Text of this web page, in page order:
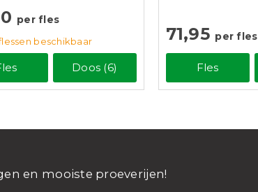
per fles
beschikbaar
Doos (6)
71,95 per fles
Fles
en mooiste proeverijen!